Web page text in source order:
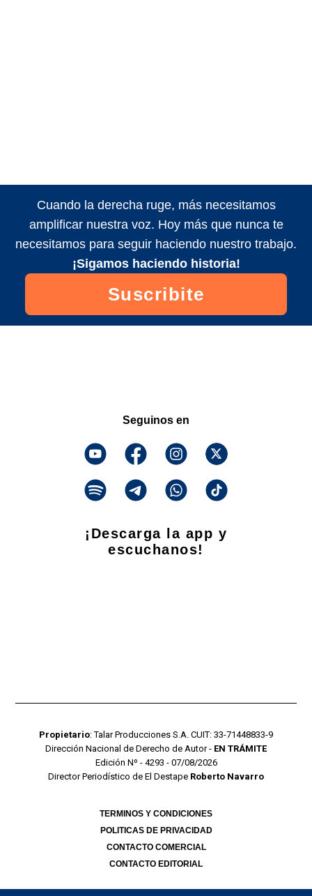
Cuando la derecha ruge, más necesitamos
amplificar nuestra voz. Hoy más que nunca te
necesitamos para seguir haciendo nuestro trabajo.
¡Sigamos haciendo historia!
Suscribite
Seguinos en
¡Descarga la app y
escuchanos!
Propietario: Talar Producciones S.A. CUIT: 33-71448833-9
Dirección Nacional de Derecho de Autor - EN TRÁMITE
Edición Nº - 4293 - 07/08/2026
Director Periodístico de El Destape Roberto Navarro
TERMINOS Y CONDICIONES
POLITICAS DE PRIVACIDAD
CONTACTO COMERCIAL
CONTACTO EDITORIAL